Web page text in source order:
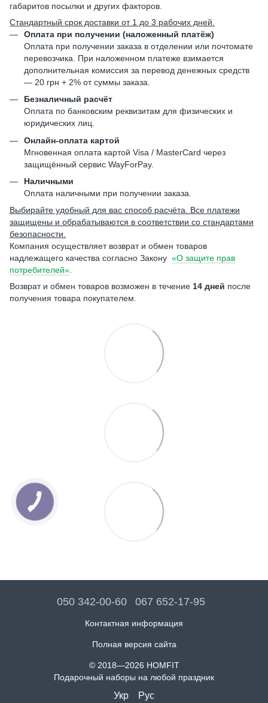
габаритов посылки и других факторов.
Стандартный срок доставки от 1 до 3 рабочих дней.
Оплата при получении (наложенный платёж)
Оплата при получении заказа в отделении или почтомате
перевозчика. При наложенном платеже взимается
дополнительная комиссия за перевод денежных средств
— 20 грн + 2% от суммы заказа.
Безналичный расчёт
Оплата по банковским реквизитам для физических и
юридических лиц.
Онлайн-оплата картой
Мгновенная оплата картой Visa / MasterCard через
защищённый сервис WayForPay.
Наличными
Оплата наличными при получении заказа.
Выбирайте удобный для вас способ расчёта. Все платежи
защищены и обрабатываются в соответствии со стандартами
безопасности.
Компания осуществляет возврат и обмен товаров
надлежащего качества согласно Закону «О защите прав
потребителей».
Возврат и обмен товаров возможен в течение 14 дней после
получения товара покупателем.
050 342-00-60 067 652-17-95
Контактная информация
Полная версия сайта
© 2018—2026 HOMFIT
Подарочный наборы на любой праздник
Укр Рус